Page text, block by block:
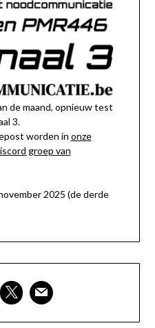
de maand, opnieuw test
3.
worden in onze
groep van
2025 (de derde